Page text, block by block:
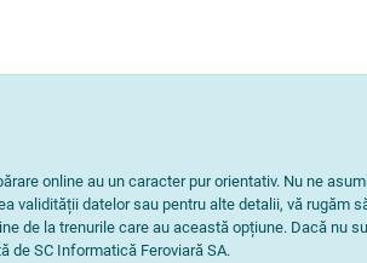
online au un caracter pur orientativ. Nu ne
validității datelor sau pentru alte detalii, vă rugăm
de la trenurile care au această opțiune. Dacă nu
de SC Informatică Feroviară SA.